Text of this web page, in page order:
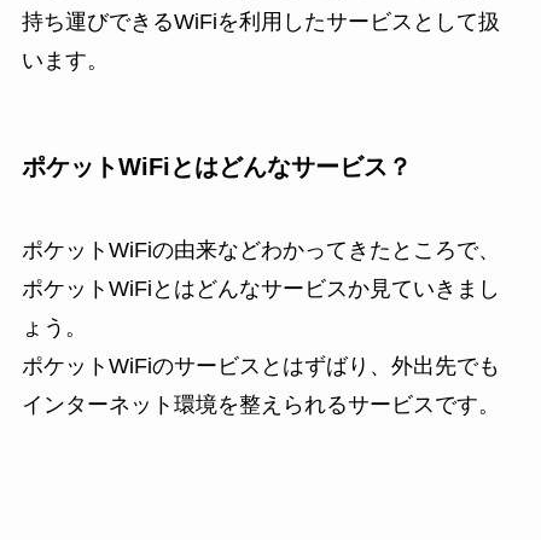
持ち運びできるWiFiを利用したサービスとして扱
います。
ポケットWiFiとはどんなサービス？
ポケットWiFiの由来などわかってきたところで、
ポケットWiFiとはどんなサービスか見ていきまし
ょう。
ポケットWiFiのサービスとはずばり、外出先でも
インターネット環境を整えられるサービスです。